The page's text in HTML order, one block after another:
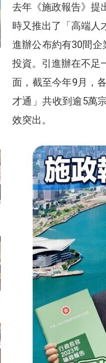
去年《施政報告》提
時又推出了「高端人
進辦公布約有30間
投資。引進辦在不足
面，截至今年9月，
才通」共收到逾5萬
效突出。